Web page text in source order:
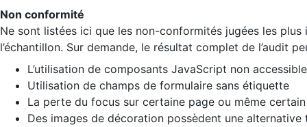
Non conformité
Ne sont listées ici que les non-conformités jugées les
l’échantillon. Sur demande, le résultat complet de l’audit
L’utilisation de composants JavaScript non
Utilisation de champs de formulaire sans étiquette
La perte du focus sur certaine page ou même
Des images de décoration possèdent une alternative